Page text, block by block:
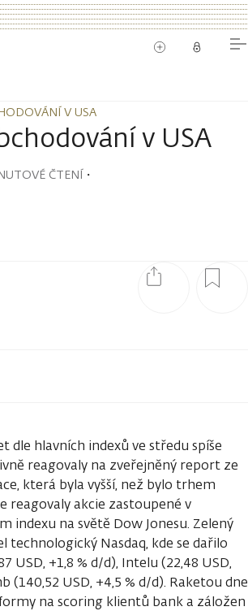
V USA
V USA
v USA
ČTENÍ・
dle hlavních indexů ve středu spíše
reagovaly na zveřejněný report ze
která byla vyšší, než bylo trhem
reagovaly akcie zastoupené v
indexu na světě Dow Jonesu. Zelený
technologický Nasdaq, kde se dařilo
USD, +1,8 % d/d), Intelu (22,48 USD,
(140,52 USD, +4,5 % d/d). Raketou dne
na scoring klientů bank a záložen